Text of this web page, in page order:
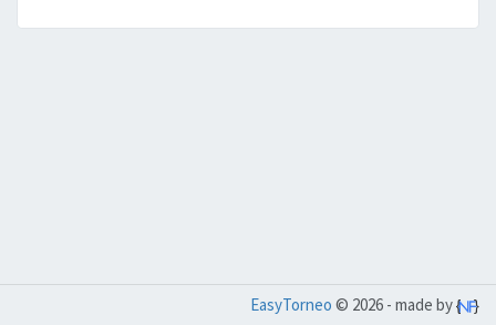
EasyTorneo © 2026 - made by